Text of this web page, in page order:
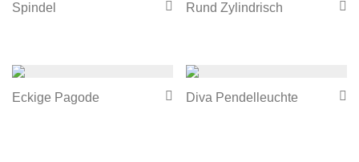
Spindel Rund Zylindrisch
Eckige Pagode Diva Pendelleuchte